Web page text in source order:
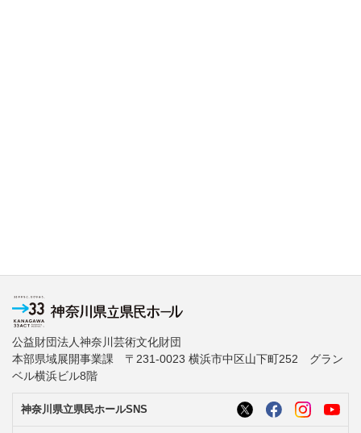
公益財団法人神奈川芸術文化財団
本部県域展開事業課 〒231-0023 横浜市中区山下町252 グラン
ベル横浜ビル8階
神奈川県立県民ホールSNS